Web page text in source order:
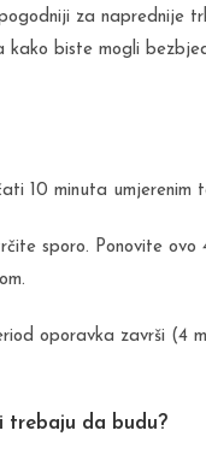
za naprednije
kako biste mogli
10 minuta umjerenim
sporo. Ponovite
oporavka završi
trebaju da budu?